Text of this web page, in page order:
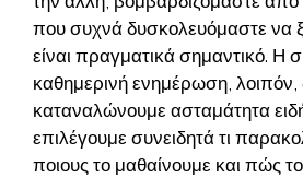
που συχνά δυσκολευόμαστε να
είναι πραγματικά σημαντικό. Η
καθημερινή ενημέρωση, λοιπόν,
καταναλώνουμε ασταμάτητα
επιλέγουμε συνειδητά τι
ποιους το μαθαίνουμε και πώς